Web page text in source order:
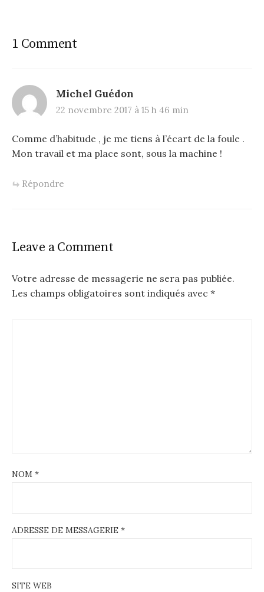
n
v
i
g
a
1 Comment
Michel Guédon
22 novembre 2017 à 15 h 46 min
Comme d’habitude , je me tiens à l’écart de la foule .
Mon travail et ma place sont, sous la machine !
Répondre
Leave a Comment
Votre adresse de messagerie ne sera pas publiée.
Les champs obligatoires sont indiqués avec *
NOM *
ADRESSE DE MESSAGERIE *
SITE WEB